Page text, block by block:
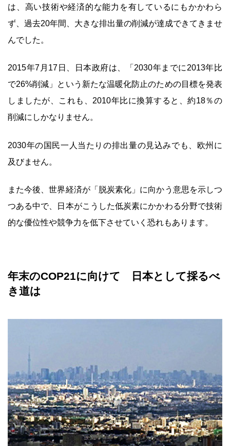
は、高い技術や経済的な能力を有しているにもかかわら
ず、過去20年間、大きな排出量の削減が達成できてきませ
んでした。
2015年7月17日、日本政府は、「2030年までに2013年比
で26%削減」という新たな温暖化防止のための目標を発表
しましたが、これも、2010年比に換算すると、約18％の
削減にしかなりません。
2030年の国民一人当たりの排出量の見込みでも、欧州に
及びません。
また今後、世界経済が「脱炭素化」に向かう意思を示しつ
つある中で、日本がこうした低炭素にかかわる分野で技術
的な優位性や競争力を低下させていく恐れもあります。
年末のCOP21に向けて 日本として採るべ
き道は